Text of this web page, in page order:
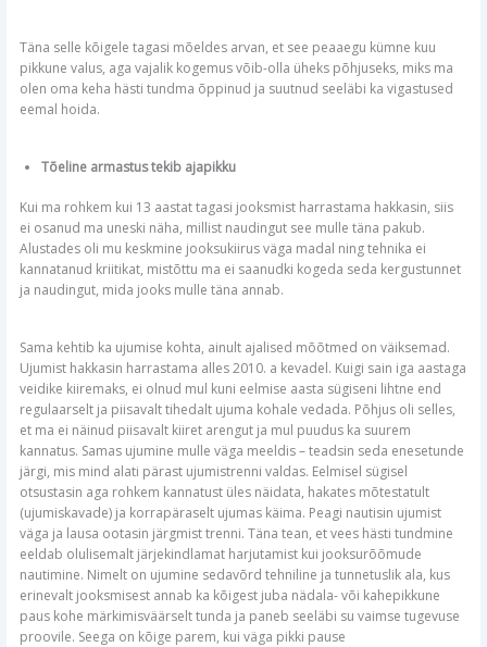
Täna selle kõigele tagasi mõeldes arvan, et see peaaegu kümne kuu
pikkune valus, aga vajalik kogemus võib-olla üheks põhjuseks, miks ma
olen oma keha hästi tundma õppinud ja suutnud seeläbi ka vigastused
eemal hoida.
Tõeline armastus tekib ajapikku
Kui ma rohkem kui 13 aastat tagasi jooksmist harrastama hakkasin, siis
ei osanud ma uneski näha, millist naudingut see mulle täna pakub.
Alustades oli mu keskmine jooksukiirus väga madal ning tehnika ei
kannatanud kriitikat, mistõttu ma ei saanudki kogeda seda kergustunnet
ja naudingut, mida jooks mulle täna annab.
Sama kehtib ka ujumise kohta, ainult ajalised mõõtmed on väiksemad.
Ujumist hakkasin harrastama alles 2010. a kevadel. Kuigi sain iga aastaga
veidike kiiremaks, ei olnud mul kuni eelmise aasta sügiseni lihtne end
regulaarselt ja piisavalt tihedalt ujuma kohale vedada. Põhjus oli selles,
et ma ei näinud piisavalt kiiret arengut ja mul puudus ka suurem
kannatus. Samas ujumine mulle väga meeldis – teadsin seda enesetunde
järgi, mis mind alati pärast ujumistrenni valdas. Eelmisel sügisel
otsustasin aga rohkem kannatust üles näidata, hakates mõtestatult
(ujumiskavade) ja korrapäraselt ujumas käima. Peagi nautisin ujumist
väga ja lausa ootasin järgmist trenni. Täna tean, et vees hästi tundmine
eeldab olulisemalt järjekindlamat harjutamist kui jooksurõõmude
nautimine. Nimelt on ujumine sedavõrd tehniline ja tunnetuslik ala, kus
erinevalt jooksmisest annab ka kõigest juba nädala- või kahepikkune
paus kohe märkimisväärselt tunda ja paneb seeläbi su vaimse tugevuse
proovile. Seega on kõige parem, kui väga pikki pause